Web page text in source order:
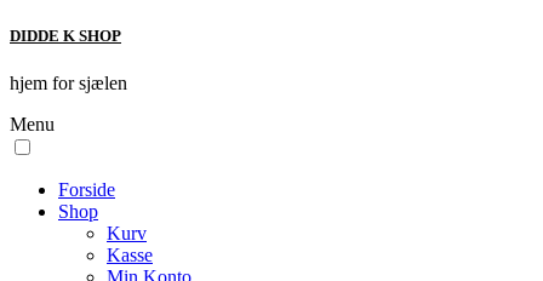
DIDDE K SHOP
hjem for sjælen
Menu
Forside
Shop
Kurv
Kasse